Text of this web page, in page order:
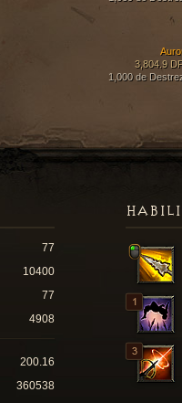
3,804.9
1,000 de
77
10400
77
4908
200.16
360538